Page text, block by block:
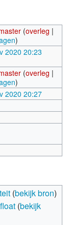
(overleg |
)
2020 20:23
(overleg |
)
2020 20:27
(bekijk bron)
(bekijk